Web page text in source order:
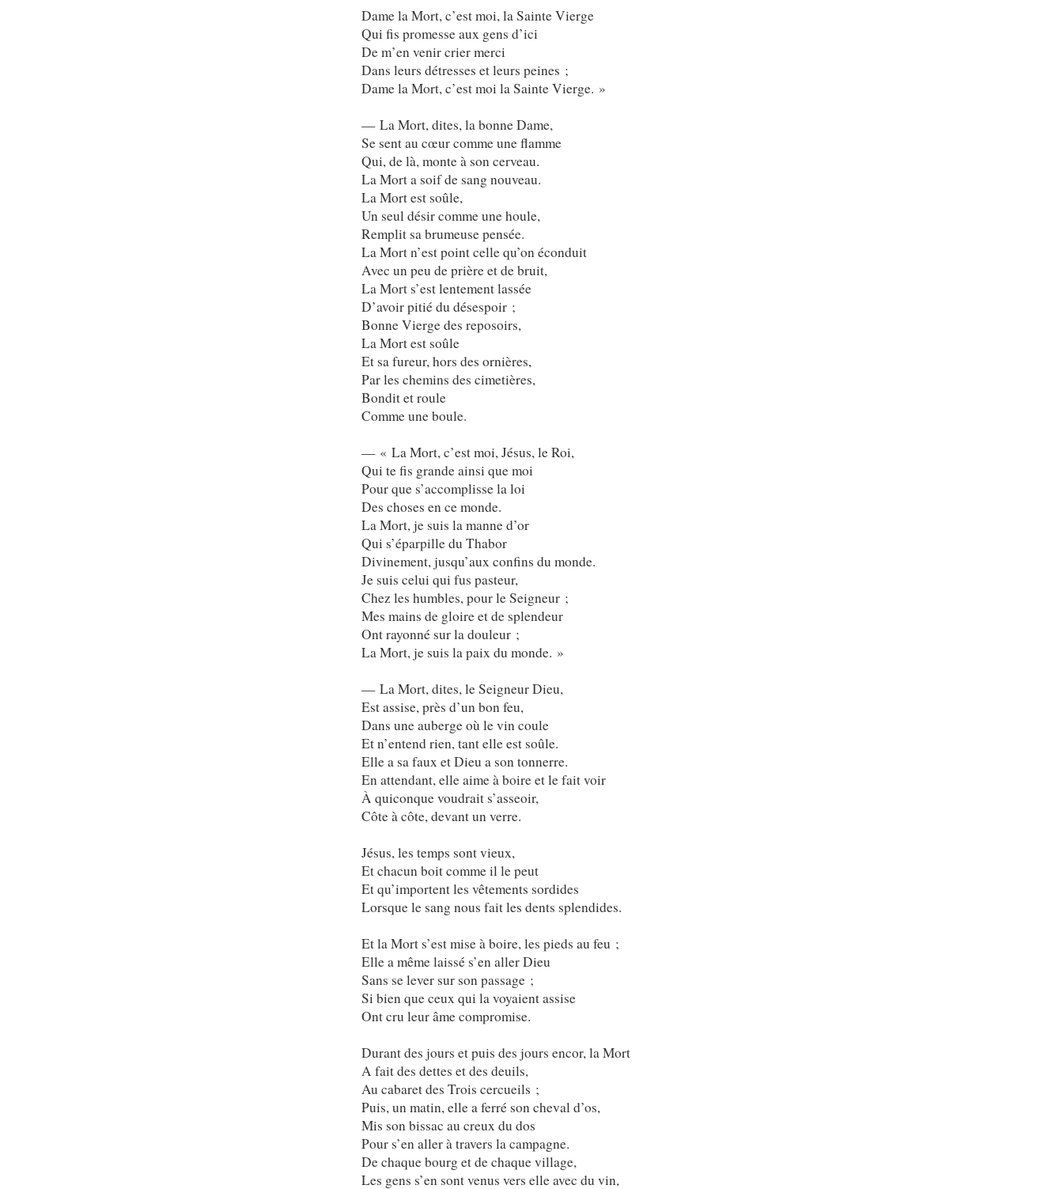
Dame la Mort, c’est moi, la Sainte Vierge
Qui fis promesse aux gens d’ici
De m’en venir crier merci
Dans leurs détresses et leurs peines ;
Dame la Mort, c’est moi la Sainte Vierge. »
— La Mort, dites, la bonne Dame,
Se sent au cœur comme une flamme
Qui, de là, monte à son cerveau.
La Mort a soif de sang nouveau.
La Mort est soûle,
Un seul désir comme une houle,
Remplit sa brumeuse pensée.
La Mort n’est point celle qu’on éconduit
Avec un peu de prière et de bruit,
La Mort s’est lentement lassée
D’avoir pitié du désespoir ;
Bonne Vierge des reposoirs,
La Mort est soûle
Et sa fureur, hors des ornières,
Par les chemins des cimetières,
Bondit et roule
Comme une boule.
— « La Mort, c’est moi, Jésus, le Roi,
Qui te fis grande ainsi que moi
Pour que s’accomplisse la loi
Des choses en ce monde.
La Mort, je suis la manne d’or
Qui s’éparpille du Thabor
Divinement, jusqu’aux confins du monde.
Je suis celui qui fus pasteur,
Chez les humbles, pour le Seigneur ;
Mes mains de gloire et de splendeur
Ont rayonné sur la douleur ;
La Mort, je suis la paix du monde. »
— La Mort, dites, le Seigneur Dieu,
Est assise, près d’un bon feu,
Dans une auberge où le vin coule
Et n’entend rien, tant elle est soûle.
Elle a sa faux et Dieu a son tonnerre.
En attendant, elle aime à boire et le fait voir
À quiconque voudrait s’asseoir,
Côte à côte, devant un verre.
Jésus, les temps sont vieux,
Et chacun boit comme il le peut
Et qu’importent les vêtements sordides
Lorsque le sang nous fait les dents splendides.
Et la Mort s’est mise à boire, les pieds au feu ;
Elle a même laissé s’en aller Dieu
Sans se lever sur son passage ;
Si bien que ceux qui la voyaient assise
Ont cru leur âme compromise.
Durant des jours et puis des jours encor, la Mort
A fait des dettes et des deuils,
Au cabaret des Trois cercueils ;
Puis, un matin, elle a ferré son cheval d’os,
Mis son bissac au creux du dos
Pour s’en aller à travers la campagne.
De chaque bourg et de chaque village,
Les gens s’en sont venus vers elle avec du vin,